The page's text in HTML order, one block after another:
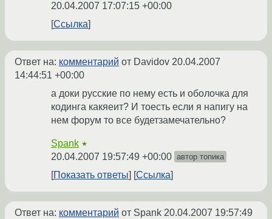
20.04.2007 17:07:15 +00:00
Ссылка
Ответ на: комментарий от Davidov 20.04.2007
14:44:51 +00:00
а доки русские по нему есть и оболочка для
кодинга какяеит? И тоесть если я напигу на
нем форум то все будетзамечательно?
Spank ★
20.04.2007 19:57:49 +00:00 автор топика
Показать ответы Ссылка
Ответ на: комментарий от Spank 20.04.2007 19:57:49